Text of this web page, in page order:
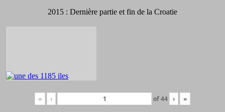
2015 : Dernière partie et fin de la Croatie
« ‹ of44 › »